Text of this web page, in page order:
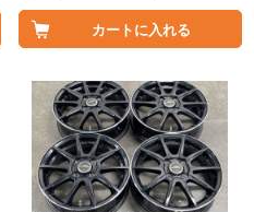
カートに入れる